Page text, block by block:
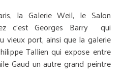
la Galerie Weil, le Salon
c’est Georges Barry qui
vieux port, ainsi que la galerie
Tallien qui expose entre
Gaud un autre grand peintre